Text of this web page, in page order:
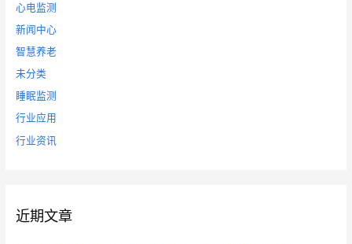
心电监测
新闻中心
智慧养老
未分类
睡眠监测
行业应用
行业资讯
近期文章